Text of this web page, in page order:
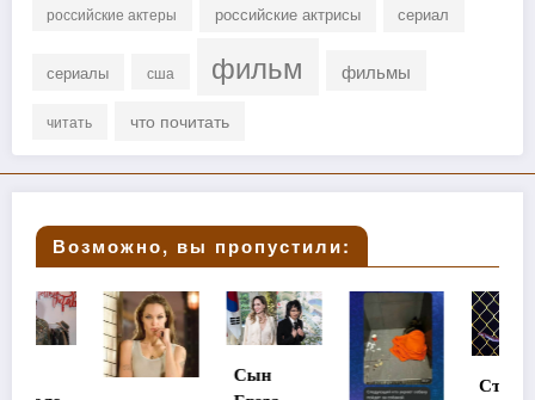
российские актеры российские актрисы сериал
сериалы сша фильм фильмы
читать что почитать
Возможно, вы пропустили:
Сын
Стала